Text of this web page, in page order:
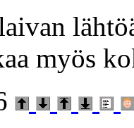
myös